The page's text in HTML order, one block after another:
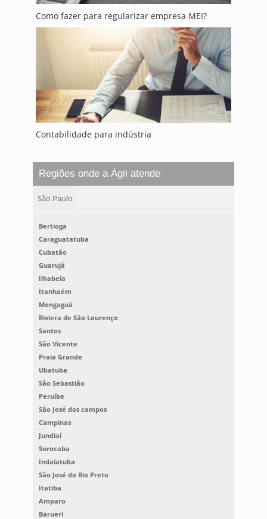
Como fazer para regularizar empresa MEI?
Contabilidade para indústria
Regiões onde a Ágil atende
São Paulo
Bertioga
Caraguatatuba
Cubatão
Guarujá
Ilhabela
Itanhaém
Mongaguá
Riviera de São Lourenço
Santos
São Vicente
Praia Grande
Ubatuba
São Sebastião
Peruíbe
São José dos campos
Campinas
Jundiaí
Sorocaba
Indaiatuba
São José do Rio Preto
Itatiba
Amparo
Barueri